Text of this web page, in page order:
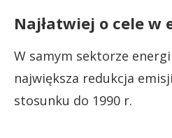
Najłatwiej o cele w
W samym sektorze
największa redukcja
stosunku do 1990 r.